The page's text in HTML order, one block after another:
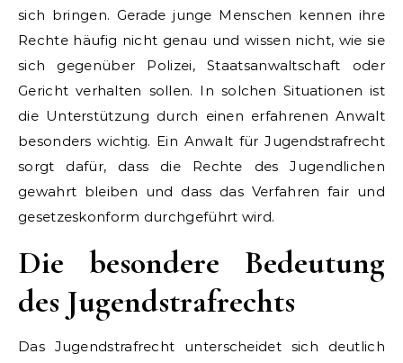
sich bringen. Gerade junge Menschen kennen ihre
Rechte häufig nicht genau und wissen nicht, wie sie
sich gegenüber Polizei, Staatsanwaltschaft oder
Gericht verhalten sollen. In solchen Situationen ist
die Unterstützung durch einen erfahrenen Anwalt
besonders wichtig. Ein Anwalt für Jugendstrafrecht
sorgt dafür, dass die Rechte des Jugendlichen
gewahrt bleiben und dass das Verfahren fair und
gesetzeskonform durchgeführt wird.
Die besondere Bedeutung
des Jugendstrafrechts
Das Jugendstrafrecht unterscheidet sich deutlich